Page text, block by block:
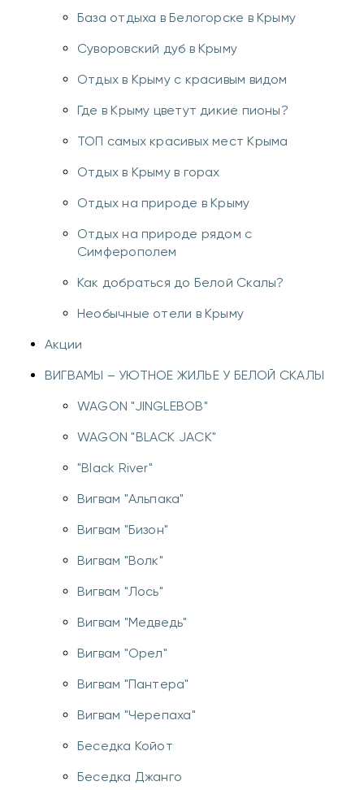
База отдыха в Белогорске в Крыму
Суворовский дуб в Крыму
Отдых в Крыму с красивым видом
Где в Крыму цветут дикие пионы?
ТОП самых красивых мест Крыма
Отдых в Крыму в горах
Отдых на природе в Крыму
Отдых на природе рядом с
Симферополем
Как добраться до Белой Скалы?
Необычные отели в Крыму
Акции
ВИГВАМЫ – УЮТНОЕ ЖИЛЬЕ У БЕЛОЙ СКАЛЫ
WAGON "JINGLEBOB"
WAGON "BLACK JACK"
"Black River"
Вигвам "Альпака"
Вигвам "Бизон"
Вигвам "Волк"
Вигвам "Лось"
Вигвам "Медведь"
Вигвам "Орел"
Вигвам "Пантера"
Вигвам "Черепаха"
Беседка Койот
Беседка Джанго